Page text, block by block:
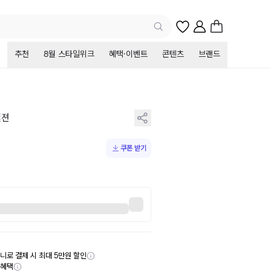
추천 8월 스타일위크 혜택·이벤트 콘텐츠 브랜드
쿠폰 받기
로 결제 시 최대 5만원 할인
택